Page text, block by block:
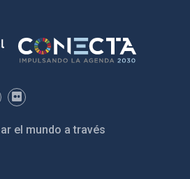
el mundo a través